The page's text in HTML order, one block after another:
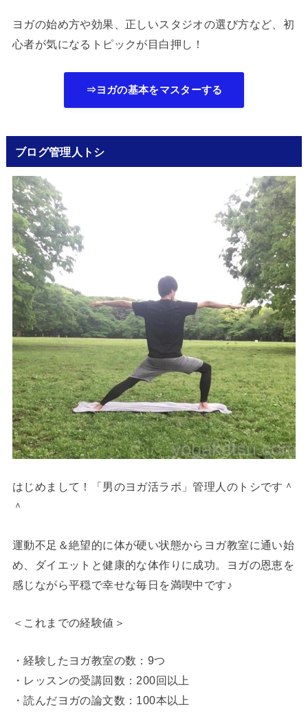
ヨガの始め方や効果、正しいスタジオの選び方など、初
心者が気になるトピックが目白押し！
⇒ヨガの基本をマスターする
ブログ管理人トシ
はじめまして！「男のヨガ活ラボ」管理人のトシです＾
＾
運動不足＆絶望的に体が硬い状態からヨガ教室に通い始
め、ダイエットと健康的な体作りに成功。ヨガの恩恵を
感じながら平穏で幸せな毎日を満喫中です♪
＜これまでの経験値＞
・経験したヨガ教室の数：9つ
・レッスンの受講回数：200回以上
・読んだヨガの論文数：100本以上